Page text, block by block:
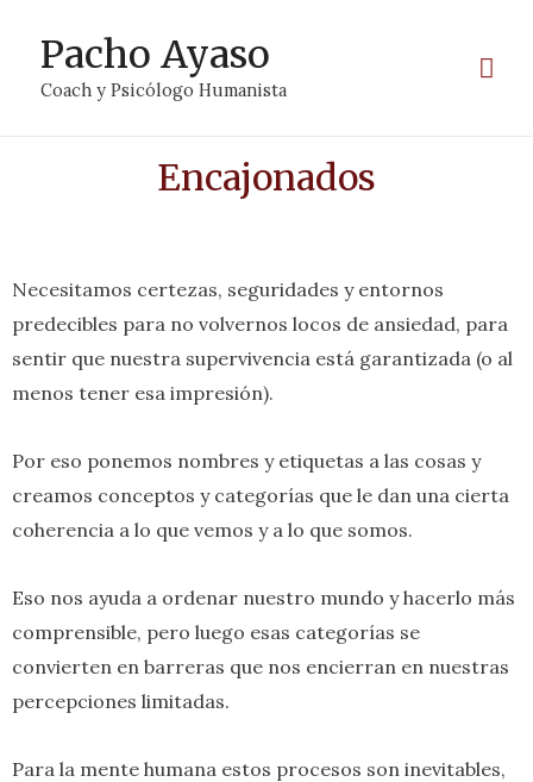
Pacho Ayaso
Coach y Psicólogo Humanista
Encajonados
Necesitamos certezas, seguridades y entornos
predecibles para no volvernos locos de ansiedad, para
sentir que nuestra supervivencia está garantizada (o al
menos tener esa impresión).
Por eso ponemos nombres y etiquetas a las cosas y
creamos conceptos y categorías que le dan una cierta
coherencia a lo que vemos y a lo que somos.
Eso nos ayuda a ordenar nuestro mundo y hacerlo más
comprensible, pero luego esas categorías se
convierten en barreras que nos encierran en nuestras
percepciones limitadas.
Para la mente humana estos procesos son inevitables,